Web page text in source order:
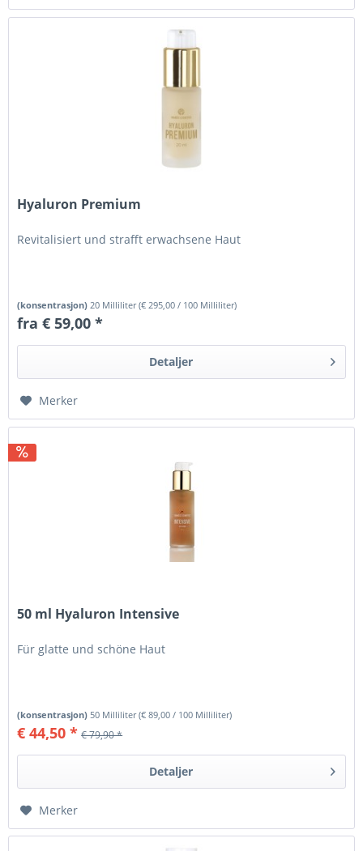
Hyaluron Premium
Revitalisiert und strafft erwachsene Haut
(konsentrasjon) 20 Milliliter(€ 295,00 / 100 Milliliter)
fra € 59,00 *
Detaljer
Merker
50 ml Hyaluron Intensive
Für glatte und schöne Haut
(konsentrasjon) 50 Milliliter(€ 89,00 / 100 Milliliter)
€ 44,50 * € 79,90 *
Detaljer
Merker